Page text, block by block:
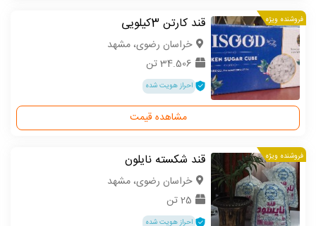
فروشنده ویژه قند کارتن 3کیلویی
خراسان رضوی، مشهد
34.506 تن
احراز هویت شده
مشاهده قیمت
فروشنده ویژه قند شکسته نایلون
خراسان رضوی، مشهد
25 تن
احراز هویت شده